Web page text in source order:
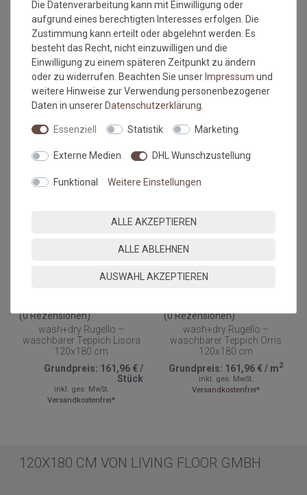
Versandkostenfrei*
(0 Rezensionen)
Fußmatte wash+dry Eco
Original Whipped Cream
120x180 cm
Grundpreis:195,26 €/
inkl. ges. MwSt.
Versandkostenfrei*
(0 Rezensionen)
Fußmatte wash+dry Eco
Original Denim Blue 120x180
cm
Grundpreis:
Versandkostenfrei*
Versandkostenfrei*
(0 Rezensionen)
wash+dry Rugello –
waschbarer Teppich Lisora
120x180 cm
Grundpreis: 161,96 €/
Stück
inkl. ges. MwSt.
Versandkostenfrei*
(0 Rezensionen)
wash+dry Rugello –
waschbarer Teppich Orris
120x180 cm
Grundpreis: 161,96 €/ m2
inkl. ges. MwSt.
Versandkostenfrei*
120X180 CM VON LIVING FLOOR GMBH
Die Datenverarbeitung kann mit Einwilligung oder
aufgrund eines berechtigten Interesses erfolgen. Die
Zustimmung kann erteilt oder abgelehnt werden. Es
besteht das Recht, nicht einzuwilligen und die
Einwilligung zu einem späteren Zeitpunkt zu ändern
oder zu widerrufen. Beachten Sie unserImpressum und
weitere Hinweise zur Verwendung personenbezogener
Daten in unsererDaten­schutz­erklärung
Essenziell Statistik Marketing
Externe Medien DHL Wunschzustellung
Funktional Weitere Einstellungen
ALLE AKZEPTIEREN
ALLE ABLEHNEN
AUSWAHL AKZEPTIEREN